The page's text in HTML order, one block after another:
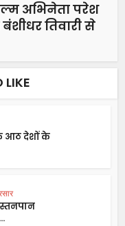
अभिनेता परेश
तिवारी से
LIKE
आठ देशों के
स्तनपान